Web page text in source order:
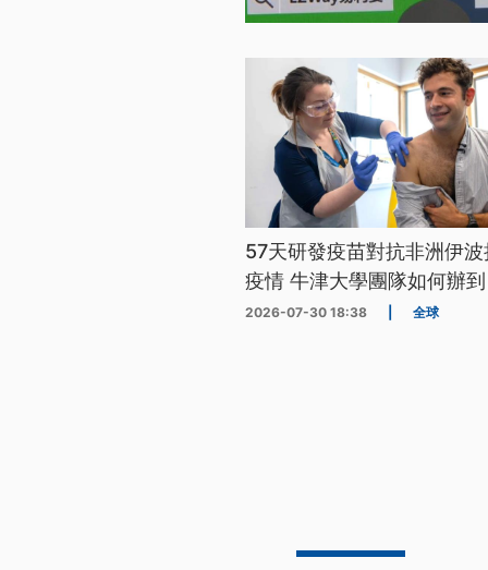
57天研發疫苗對抗非洲伊
疫情 牛津大學團隊如何辦
2026-07-30 18:38 全球